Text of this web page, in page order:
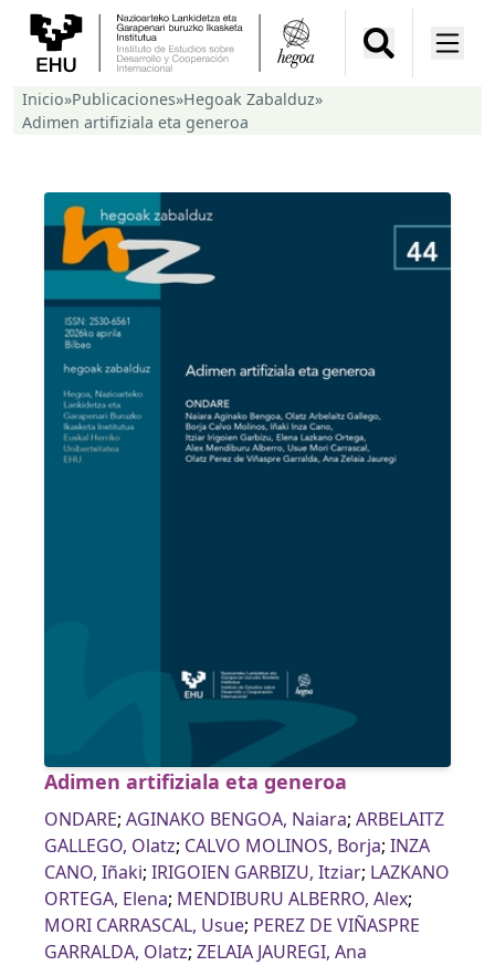
Inicio»Publicaciones»Hegoak Zabalduz»
Adimen artifiziala eta generoa
Adimen artifiziala eta generoa
ONDARE; AGINAKO BENGOA, Naiara; ARBELAITZ
GALLEGO, Olatz; CALVO MOLINOS, Borja; INZA
CANO, Iñaki; IRIGOIEN GARBIZU, Itziar; LAZKANO
ORTEGA, Elena; MENDIBURU ALBERRO, Alex;
MORI CARRASCAL, Usue; PEREZ DE VIÑASPRE
GARRALDA, Olatz; ZELAIA JAUREGI, Ana